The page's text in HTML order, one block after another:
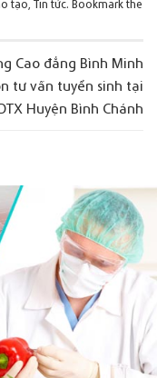
tạo, Tin tức. Bookmark the
Cao đẳng Bình Minh
tư vấn tuyển sinh tại
Huyện Bình Chánh